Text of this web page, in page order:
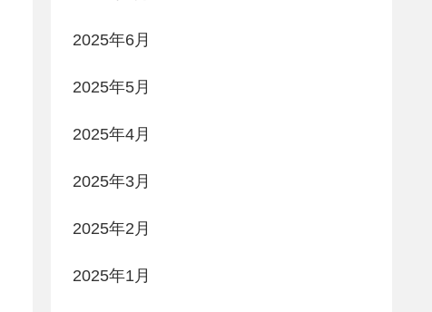
2025年6月
2025年5月
2025年4月
2025年3月
2025年2月
2025年1月